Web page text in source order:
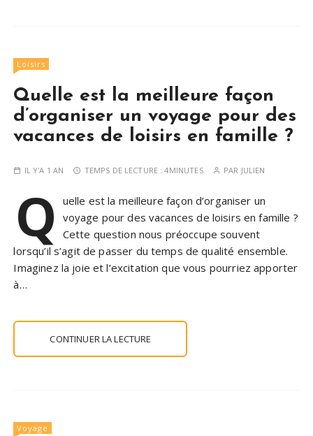
Loisirs
Quelle est la meilleure façon
d’organiser un voyage pour des
vacances de loisirs en famille ?
IL Y'A 1 AN TEMPS DE LECTURE :4MINUTES PAR JULIEN
Q
uelle est la meilleure façon d’organiser un
voyage pour des vacances de loisirs en famille ?
Cette question nous préoccupe souvent
lorsqu’il s’agit de passer du temps de qualité ensemble.
Imaginez la joie et l’excitation que vous pourriez apporter
à…
CONTINUER LA LECTURE
Voyage